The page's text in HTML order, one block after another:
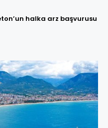
başvurusu